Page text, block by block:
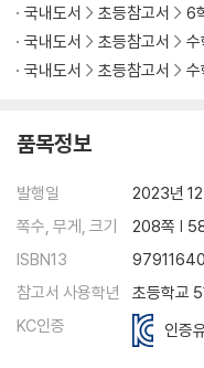
국내도서
초등참고서
6
국내도서
초등참고서 수
국내도서
초등참고서 수
품목정보
발행일
2023년
쪽수, 무게, 크기
208쪽 |
ISBN13
참고서 사용학년
초등학교
KC인증
인증